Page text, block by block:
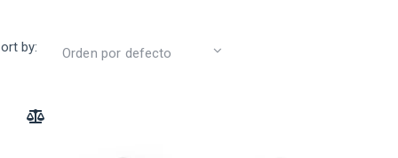
by: